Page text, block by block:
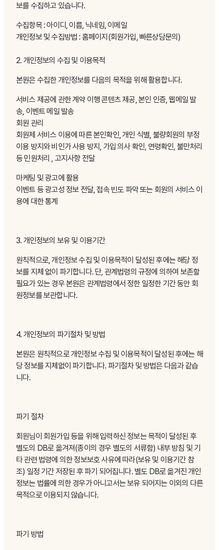
보를 수집하고 있습니다.
수집항목 : 아이디, 이름, 닉네임, 이메일
개인정보 및 수집방법 : 홈페이지(회원가입, 빠른상담문의)
2. 개인정보의 수집 및 이용목적
본원은 수집한 개인정보를 다음의 목적을 위해 활용합니다.
서비스 제공에 관한 계약 이행 콘텐츠 제공, 본인 인증, 웹메일 발
송, 이벤트 메일 발송
회원 관리
회원제 서비스 이용에 따른 본인확인, 개인 식별, 불량회원의 부정
이용 방지와 비인가 사용 방지, 가입 의사 확인, 연령확인, 불만처리
등 민원처리 , 고지사항 전달
마케팅 및 광고에 활용
이벤트 등 광고성 정보 전달, 접속 빈도 파악 또는 회원의 서비스 이
용에 대한 통계
3. 개인정보의 보유 및 이용기간
원칙적으로, 개인정보 수집 및 이용목적이 달성된 후에는 해당 정
보를 지체 없이 파기합니다. 단, 관계법령의 규정에 의하여 보존할
필요가 있는 경우 본원은 관계법령에서 정한 일정한 기간 동안 회
원정보를 보관합니다.
4. 개인정보의 파기절차 및 방법
본원은 원칙적으로 개인정보 수집 및 이용목적이 달성된 후에는 해
당 정보를 지체없이 파기합니다. 파기절차 및 방법은 다음과 같습
니다.
파기 절차
회원님이 회원가입 등을 위해 입력하신 정보는 목적이 달성된 후
별도의 DB로 옮겨져(종이의 경우 별도의 서류함) 내부 방침 및 기
타 관련 법령에 의한 정보보호 사유에 따라(보유 및 이용기간 참
조) 일정 기간 저장된 후 파기 되어집니다. 별도 DB로 옮겨진 개인
정보는 법률에 의한 경우가 아니고서는 보유 되어지는 이외의 다른
목적으로 이용되지 않습니다.
파기 방법